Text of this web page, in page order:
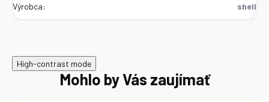
Výrobca: shell
High-contrast mode
Mohlo by Vás zaujímať